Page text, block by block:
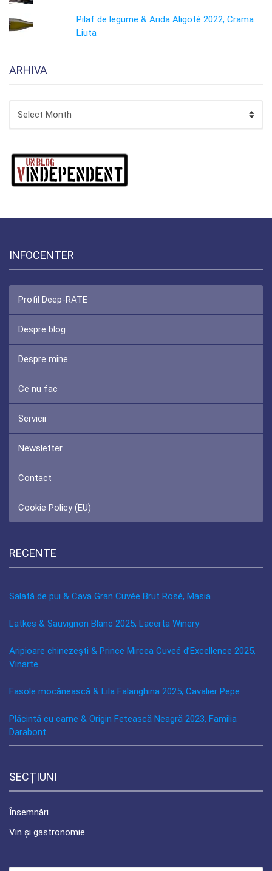
Pilaf de legume & Arida Aligoté 2022, Crama
Liuta
ARHIVA
INFOCENTER
Profil Deep-RATE
Despre blog
Despre mine
Ce nu fac
Servicii
Newsletter
Contact
Cookie Policy (EU)
RECENTE
Salată de pui & Cava Gran Cuvée Brut Rosé, Masia
Latkes & Sauvignon Blanc 2025, Lacerta Winery
Aripioare chinezeşti & Prince Mircea Cuveé d’Excellence 2025,
Vinarte
Fasole mocănească & Lila Falanghina 2025, Cavalier Pepe
Plăcintă cu carne & Origin Fetească Neagră 2023, Familia
Darabont
SECȚIUNI
Însemnări
Vin și gastronomie